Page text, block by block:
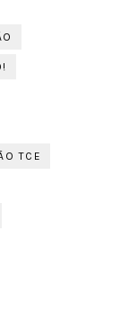
TCE